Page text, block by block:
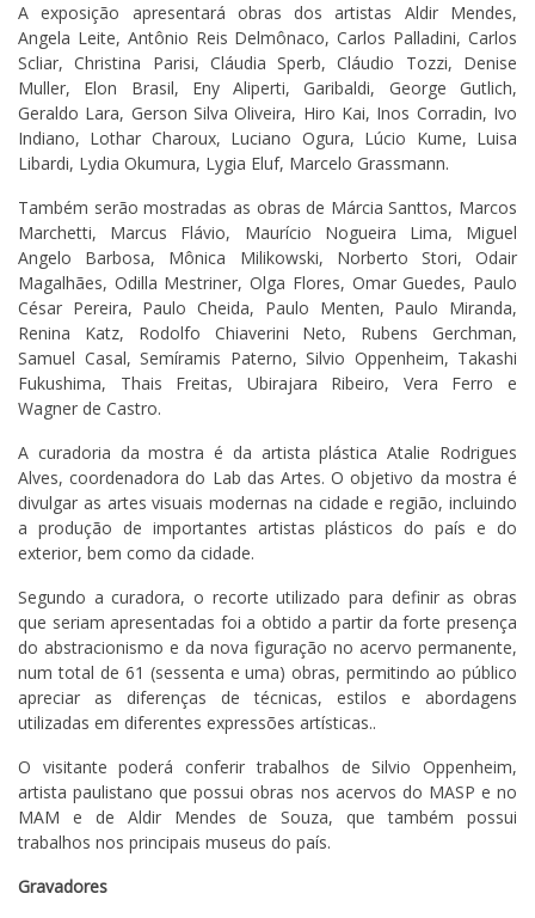
A exposição apresentará obras dos artistas Aldir Mendes,
Angela Leite, Antônio Reis Delmônaco, Carlos Palladini, Carlos
Scliar, Christina Parisi, Cláudia Sperb, Cláudio Tozzi, Denise
Muller, Elon Brasil, Eny Aliperti, Garibaldi, George Gutlich,
Geraldo Lara, Gerson Silva Oliveira, Hiro Kai, Inos Corradin, Ivo
Indiano, Lothar Charoux, Luciano Ogura, Lúcio Kume, Luisa
Libardi, Lydia Okumura, Lygia Eluf, Marcelo Grassmann.
Também serão mostradas as obras de Márcia Santtos, Marcos
Marchetti, Marcus Flávio, Maurício Nogueira Lima, Miguel
Angelo Barbosa, Mônica Milikowski, Norberto Stori, Odair
Magalhães, Odilla Mestriner, Olga Flores, Omar Guedes, Paulo
César Pereira, Paulo Cheida, Paulo Menten, Paulo Miranda,
Renina Katz, Rodolfo Chiaverini Neto, Rubens Gerchman,
Samuel Casal, Semíramis Paterno, Silvio Oppenheim, Takashi
Fukushima, Thais Freitas, Ubirajara Ribeiro, Vera Ferro e
Wagner de Castro.
A curadoria da mostra é da artista plástica Atalie Rodrigues
Alves, coordenadora do Lab das Artes. O objetivo da mostra é
divulgar as artes visuais modernas na cidade e região, incluindo
a produção de importantes artistas plásticos do país e do
exterior, bem como da cidade.
Segundo a curadora, o recorte utilizado para definir as obras
que seriam apresentadas foi a obtido a partir da forte presença
do abstracionismo e da nova figuração no acervo permanente,
num total de 61 (sessenta e uma) obras, permitindo ao público
apreciar as diferenças de técnicas, estilos e abordagens
utilizadas em diferentes expressões artísticas..
O visitante poderá conferir trabalhos de Silvio Oppenheim,
artista paulistano que possui obras nos acervos do MASP e no
MAM e de Aldir Mendes de Souza, que também possui
trabalhos nos principais museus do país.
Gravadores